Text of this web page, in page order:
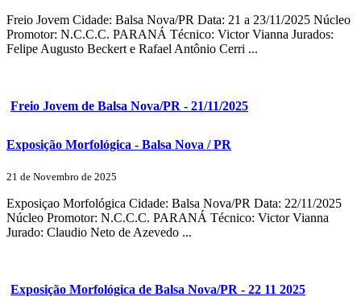
Freio Jovem Cidade: Balsa Nova/PR Data: 21 a 23/11/2025 Núcleo
Promotor: N.C.C.C. PARANÁ Técnico: Victor Vianna Jurados:
Felipe Augusto Beckert e Rafael Antônio Cerri ...
Freio Jovem de Balsa Nova/PR - 21/11/2025
Exposição Morfológica - Balsa Nova / PR
21 de Novembro de 2025
Exposiçao Morfológica Cidade: Balsa Nova/PR Data: 22/11/2025
Núcleo Promotor: N.C.C.C. PARANÁ Técnico: Victor Vianna
Jurado: Claudio Neto de Azevedo ...
Exposição Morfológica de Balsa Nova/PR - 22 11 2025